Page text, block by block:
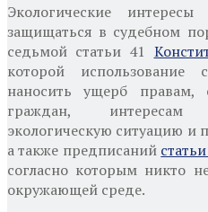
Экологические
защищаться в судебном
седьмой статьи 41
которой использование
наносить ущерб правам,
граждан, интересам
экологическую ситуацию и
а также предписаний
согласно которым никто
окружающей среде.